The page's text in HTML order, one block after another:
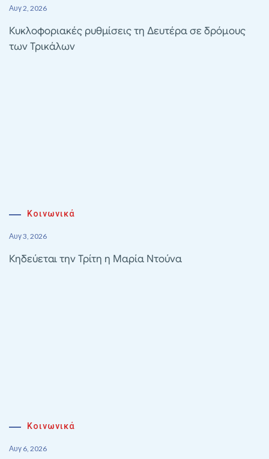
Αυγ 2, 2026
Κυκλοφοριακές ρυθμίσεις τη Δευτέρα σε δρόμους
των Τρικάλων
Κοινωνικά
Αυγ 3, 2026
Κηδεύεται την Τρίτη η Μαρία Ντούνα
Κοινωνικά
Αυγ 6, 2026